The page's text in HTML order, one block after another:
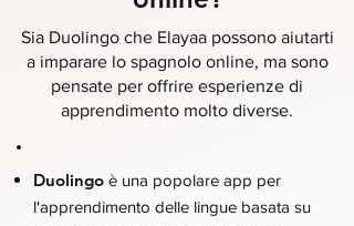
Sia Duolingo che Elayaa possono aiutarti
a imparare lo spagnolo online, ma sono
pensate per offrire esperienze di
apprendimento molto diverse.
Duolingo è una popolare app per
l'apprendimento delle lingue basata su